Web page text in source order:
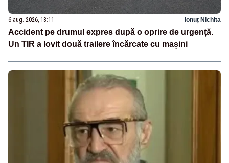
6 aug. 2026, 18:11 Ionuț Nichita
Accident pe drumul expres după o oprire de urgență.
Un TIR a lovit două trailere încărcate cu mașini